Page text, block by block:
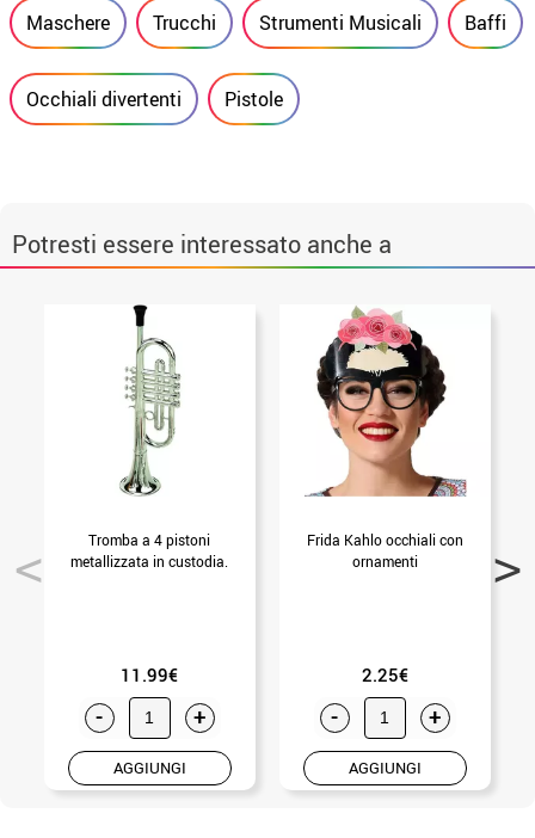
Maschere Trucchi Strumenti Musicali Baffi
Occhiali divertenti Pistole
Potresti essere interessato anche a
Tromba a 4 pistoni
metallizzata in custodia.
11.99€
- +
AGGIUNGI
Frida Kahlo occhiali con
ornamenti
2.25€
- +
AGGIUNGI